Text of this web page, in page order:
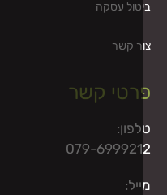
עסקה
קשר
קשר
079-